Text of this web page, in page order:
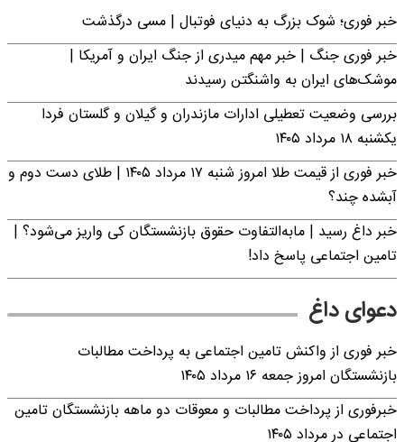
خبر فوری؛‌ شوک بزرگ به دنیای فوتبال | مسی درگذشت
خبر فوری جنگ | خبر مهم میدری از جنگ ایران و آمریکا |
موشک‌های ایران به واشنگتن رسیدند
بررسی وضعیت تعطیلی ادارات مازندران و گیلان و گلستان فردا
یکشنبه ۱۸ مرداد ۱۴۰۵
خبر فوری از قیمت طلا امروز شنبه ۱۷ مرداد ۱۴۰۵ | طلای دست دوم و
آبشده چند؟
خبر داغ رسید | مابه‌التفاوت حقوق بازنشستگان کی واریز می‌شود؟ |
تامین اجتماعی پاسخ داد!
دعوای داغ
خبر فوری از واکنش تامین اجتماعی به پرداخت مطالبات
بازنشستگان امروز جمعه ۱۶ مرداد ۱۴۰۵
خبرفوری از پرداخت مطالبات و معوقات دو ماهه بازنشستگان تامین
اجتماعی در مرداد ۱۴۰۵